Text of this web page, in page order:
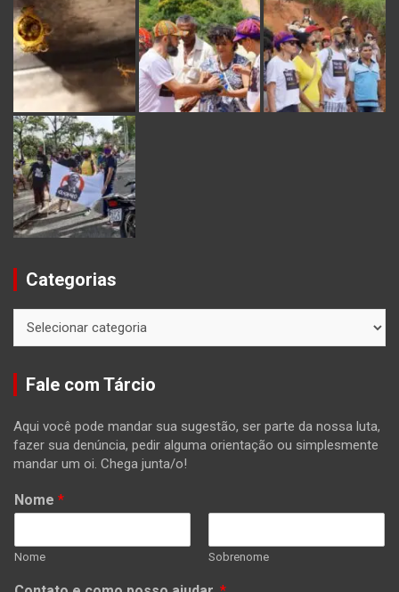
Categorias
Fale com Tárcio
Aqui você pode mandar sua sugestão, ser parte da nossa luta,
fazer sua denúncia, pedir alguma orientação ou simplesmente
mandar um oi. Chega junta/o!
Nome *
Nome Sobrenome